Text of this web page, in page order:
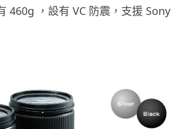
460g ，設有 VC 防震，支援 Sony